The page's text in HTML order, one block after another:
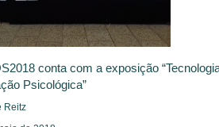
conta com a exposição
Psicológica”
Reitz